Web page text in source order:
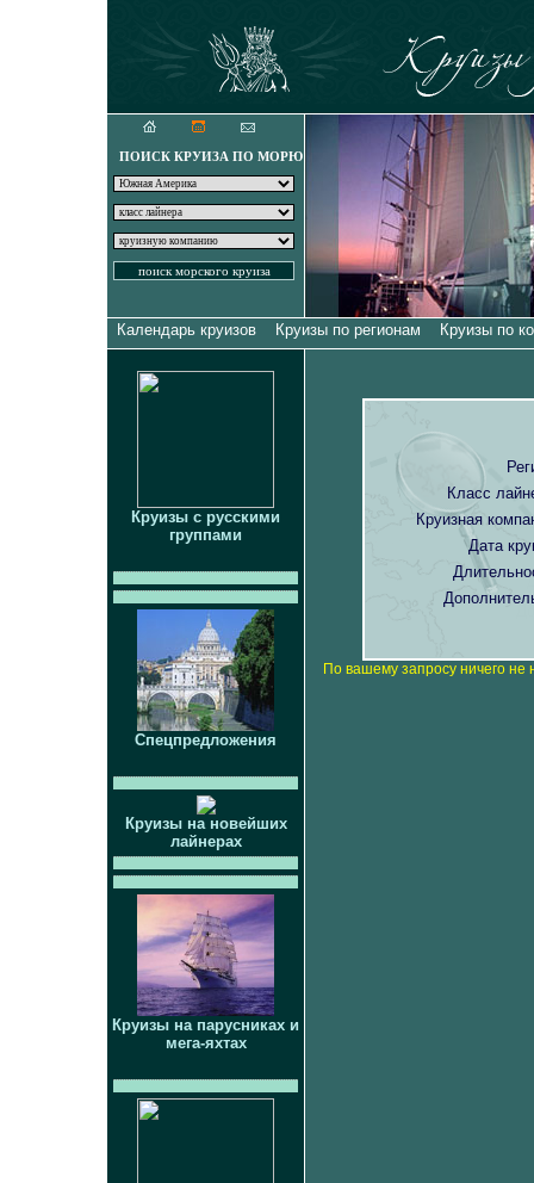
Круизы для
ПОИСК КРУИЗА ПО МОРЮ
Календарь круизов Круизы по регионам Круизы по
Круизы с русскими
группами
Спецпредложения
Круизы на новейших
лайнерах
Круизы на парусниках и
мега-яхтах
Класс
Круизная
Дата
По вашему запросу ничего не